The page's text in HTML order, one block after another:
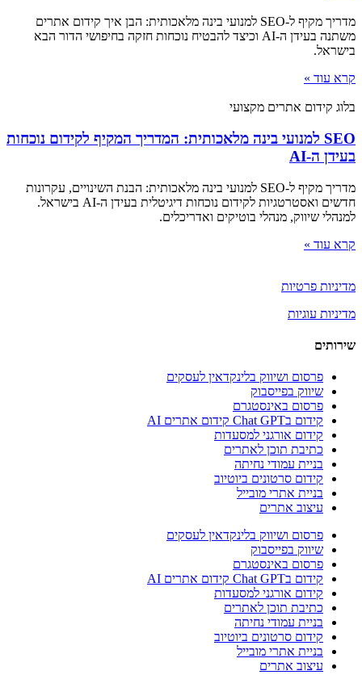
מדריך מקיף ל-SEO למנועי בינה מלאכותית: הבן איך קידום אתרים
משתנה בעידן ה-AI וכיצד להבטיח נוכחות חזקה בחיפושי הדור הבא
בישראל.
קרא עוד »
בלוג קידום אתרים מקצועי
SEO למנועי בינה מלאכותית: המדריך המקיף לקידום נוכחות
בעידן ה-AI
מדריך מקיף ל-SEO למנועי בינה מלאכותית: הבנת השינויים, עקרונות
חדשים ואסטרטגיות לקידום נוכחות דיגיטלית בעידן ה-AI בישראל.
למנהלי שיווק, מנהלי בוטיקים ואדריכלים.
קרא עוד »
מדיניות פרטיות
מדיניות עוגיות
שירותים
פרסום ושיווק בלינקדאין לעסקים
שיווק בפייסבוק
פרסום באינסטגרם
קידום בChat GPT קידום אתרים AI
קידום אורגני למסעדות
כתיבת תוכן לאתרים
בניית עמודי נחיתה
קידום סרטונים ביוטיוב
בניית אתרי מובייל
עיצוב אתרים
פרסום ושיווק בלינקדאין לעסקים
שיווק בפייסבוק
פרסום באינסטגרם
קידום בChat GPT קידום אתרים AI
קידום אורגני למסעדות
כתיבת תוכן לאתרים
בניית עמודי נחיתה
קידום סרטונים ביוטיוב
בניית אתרי מובייל
עיצוב אתרים